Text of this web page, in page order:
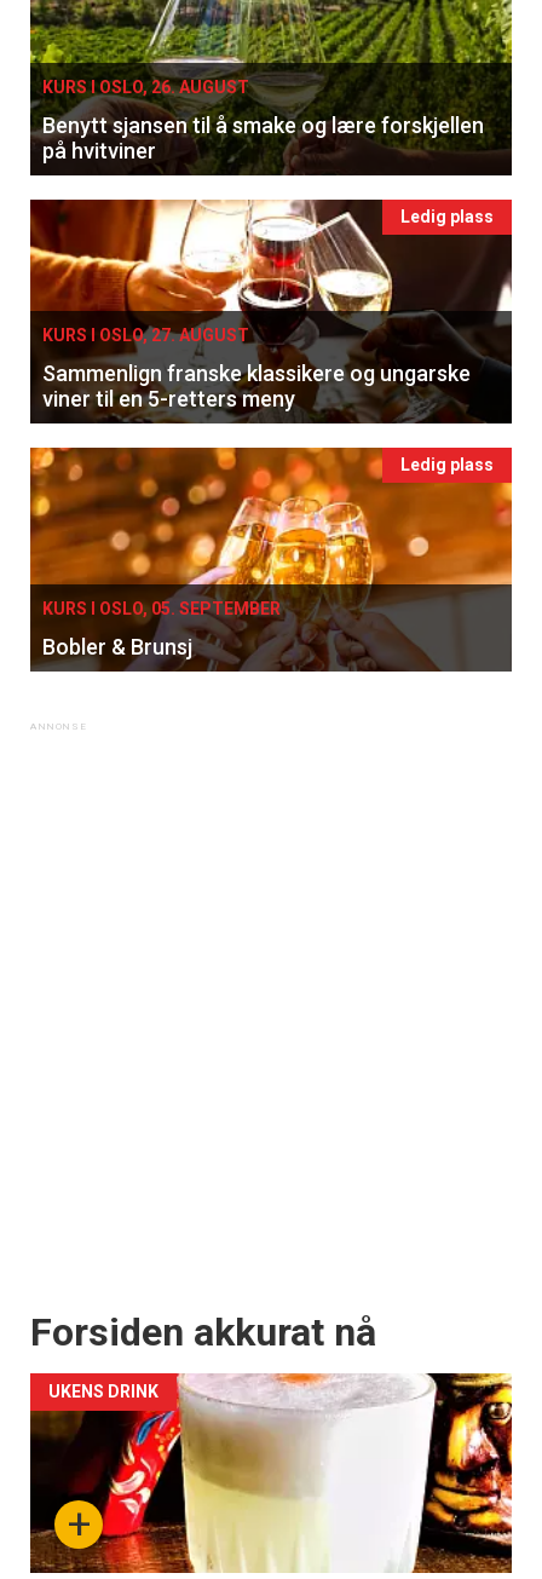
KURS I OSLO, 26. AUGUST
Benytt sjansen til å smake og lære forskjellen
på hvitviner
Ledig plass
KURS I OSLO, 27. AUGUST
Sammenlign franske klassikere og ungarske
viner til en 5-retters meny
Ledig plass
KURS I OSLO, 05. SEPTEMBER
Bobler & Brunsj
Forsiden akkurat nå
+
UKENS DRINK